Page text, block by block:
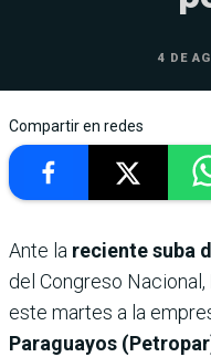
4 DE
Compartir en redes
Ante la reciente suba
del Congreso Nacional,
este martes a la
Paraguayos